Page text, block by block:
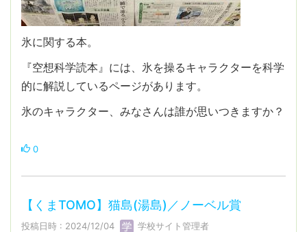
氷に関する本。
『空想科学読本』には、氷を操るキャラクターを科学
的に解説しているページがあります。
氷のキャラクター、みなさんは誰が思いつきますか？
0
【くまTOMO】猫島(湯島)／ノーベル賞
投稿日時 : 2024/12/04 学校サイト管理者